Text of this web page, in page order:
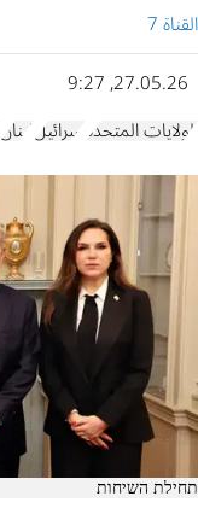
القناة 7
27.05.26, 9:27
الولايات المتحدة إسرائيللبنان
תחילת השיחות